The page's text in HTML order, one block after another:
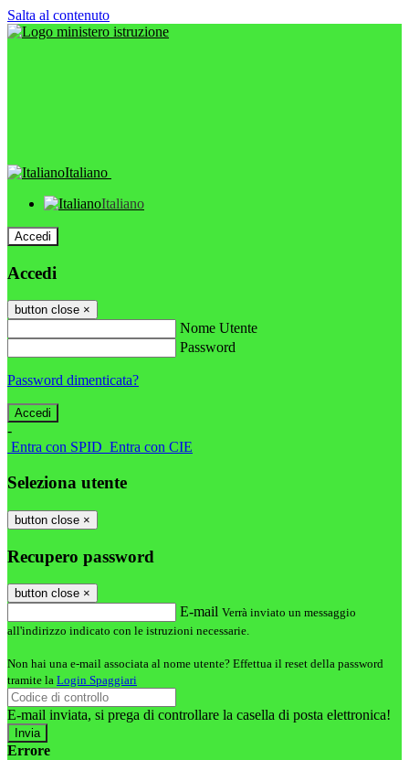
Salta al contenuto
Italiano
Italiano
Accedi
Accedi
button close ×
Nome Utente
Password
Password dimenticata?
-
Entra con SPID Entra con CIE
Seleziona utente
button close ×
Recupero password
button close ×
E-mail Verrà inviato un messaggio
all'indirizzo indicato con le istruzioni necessarie.
Non hai una e-mail associata al nome utente? Effettua il reset della password
tramite la Login Spaggiari
E-mail inviata, si prega di controllare la casella di posta elettronica!
Errore